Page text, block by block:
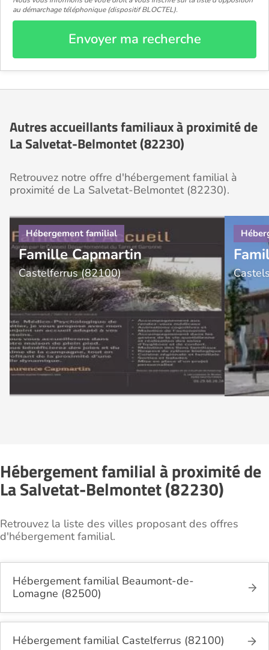
au démarchage téléphonique (dispositif BLOCTEL).
Envoyer ma recherche
Autres accueillants familiaux à proximité de
La Salvetat-Belmontet (82230)
Retrouvez notre offre d'hébergement familial à
proximité de La Salvetat-Belmontet (82230).
Famille Capmartin
Castelferrus (82100)
Hébergement familial à proximité de
La Salvetat-Belmontet (82230)
Retrouvez la liste des villes proposant des offres
d'hébergement familial.
Hébergement familial Beaumont-de-
Lomagne (82500)
Hébergement familial Castelferrus (82100)